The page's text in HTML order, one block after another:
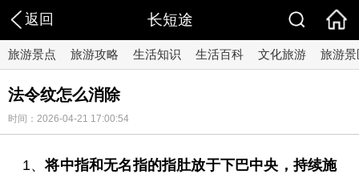
返回 长短途
旅游景点 旅游攻略 生活知识 生活百科 文化旅游 旅游景
法令纹怎么消除
时间：2026-04-21 17:00:54
1、将中指和无名指的指肚放于下巴中央，持续施